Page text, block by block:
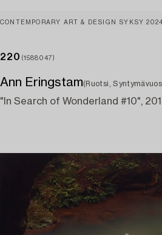
CONTEMPORARY ART & DESIGN SYKSY 2024
220 (1588047)
Ann Eringstam(Ruotsi,
"In Search of Wonderland #10",